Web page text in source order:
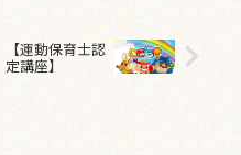
【運動保育士認
定講座】